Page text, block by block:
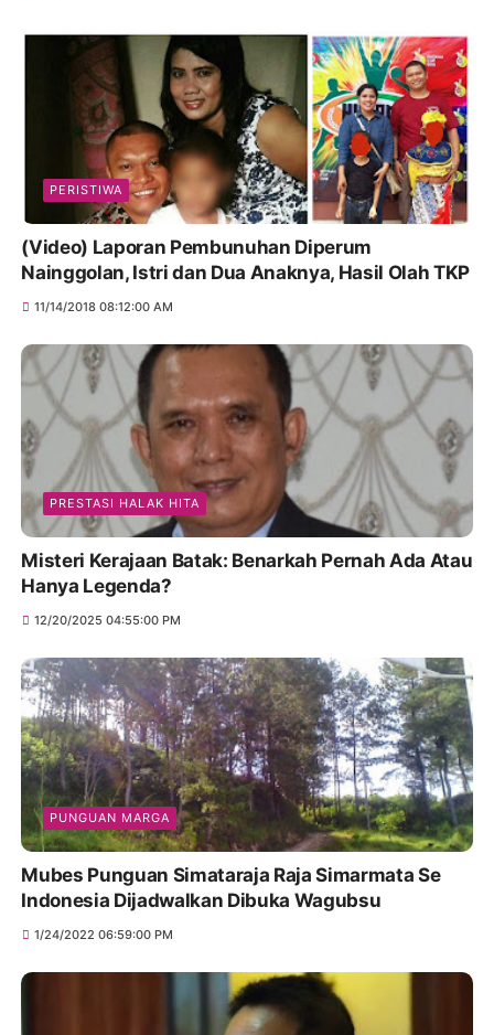
PERISTIWA
(Video) Laporan Pembunuhan Diperum
Nainggolan, Istri dan Dua Anaknya, Hasil Olah TKP
11/14/2018 08:12:00 AM
PRESTASI HALAK HITA
Misteri Kerajaan Batak: Benarkah Pernah Ada Atau
Hanya Legenda?
12/20/2025 04:55:00 PM
PUNGUAN MARGA
Mubes Punguan Simataraja Raja Simarmata Se
Indonesia Dijadwalkan Dibuka Wagubsu
1/24/2022 06:59:00 PM